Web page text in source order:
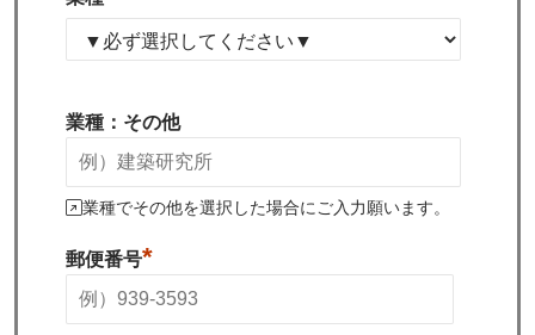
業種：その他
業種でその他を選択した場合にご入力願います。
郵便番号*